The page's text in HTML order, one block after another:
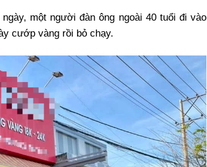
một người đàn ông ngoài 40 tuổi đi vào
cướp vàng rồi bỏ chạy.